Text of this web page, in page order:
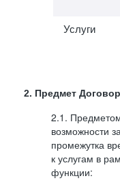
Услуги
2. Предмет
2.1.
возможности
промежутка
к услугам в
функции: